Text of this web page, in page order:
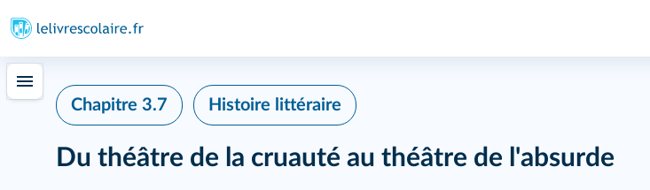
Chapitre 3.7 Histoire littéraire
Du théâtre de la cruauté au théâtre de l'absurde